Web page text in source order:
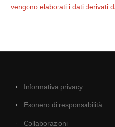
vengono elaborati i dati derivati
Informativa privacy
Esonero di responsabilità
Collaborazioni